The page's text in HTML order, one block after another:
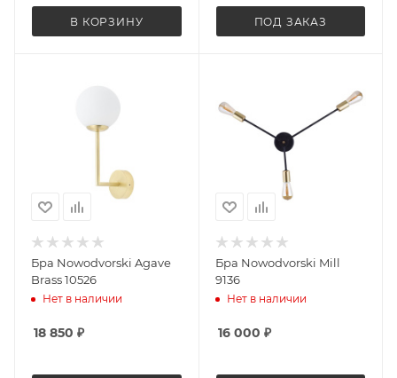
В КОРЗИНУ ПОД ЗАКАЗ
Бра Nowodvorski Agave
Brass 10526
Нет в наличии
18 850 ₽
Бра Nowodvorski Mill
9136
Нет в наличии
16 000 ₽